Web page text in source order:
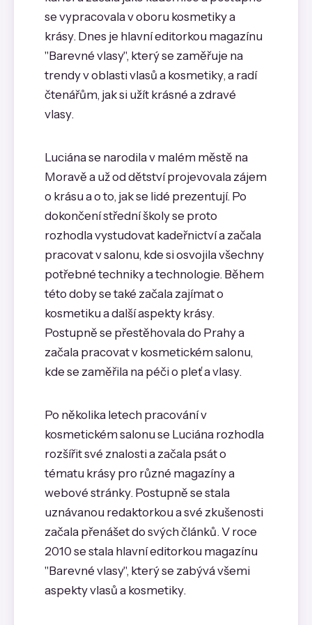
se vypracovala v oboru kosmetiky a
krásy. Dnes je hlavní editorkou magazínu
"Barevné vlasy", který se zaměřuje na
trendy v oblasti vlasů a kosmetiky, a radí
čtenářům, jak si užít krásné a zdravé
vlasy.
Luciána se narodila v malém městě na
Moravě a už od dětství projevovala zájem
o krásu a o to, jak se lidé prezentují. Po
dokončení střední školy se proto
rozhodla vystudovat kadeřnictví a začala
pracovat v salonu, kde si osvojila všechny
potřebné techniky a technologie. Během
této doby se také začala zajímat o
kosmetiku a další aspekty krásy.
Postupně se přestěhovala do Prahy a
začala pracovat v kosmetickém salonu,
kde se zaměřila na péči o pleť a vlasy.
Po několika letech pracování v
kosmetickém salonu se Luciána rozhodla
rozšířit své znalosti a začala psát o
tématu krásy pro různé magazíny a
webové stránky. Postupně se stala
uznávanou redaktorkou a své zkušenosti
začala přenášet do svých článků. V roce
2010 se stala hlavní editorkou magazínu
"Barevné vlasy", který se zabývá všemi
aspekty vlasů a kosmetiky.